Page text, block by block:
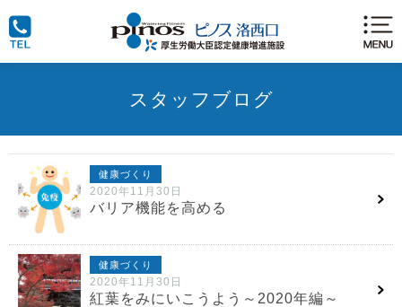
スタッフブログ
健康づくり
2020年11月30日
バリア機能を高める
健康づくり
2020年11月30日
紅葉をみにいこうよう～2020年編～